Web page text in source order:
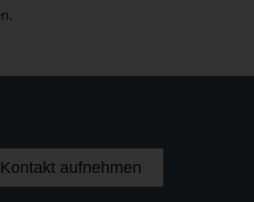
aufnehmen